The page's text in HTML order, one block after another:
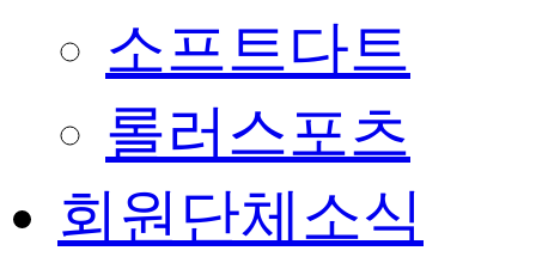
소프트다트
롤러스포츠
회원단체소식